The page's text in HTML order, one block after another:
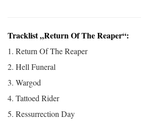
Tracklist „Return Of The Reaper“:
1. Return Of The Reaper
2. Hell Funeral
3. Wargod
4. Tattoed Rider
5. Ressurrection Day